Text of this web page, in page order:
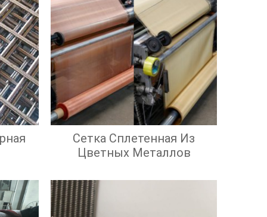
Сетка Сплетенная Из
Цветных Металлов